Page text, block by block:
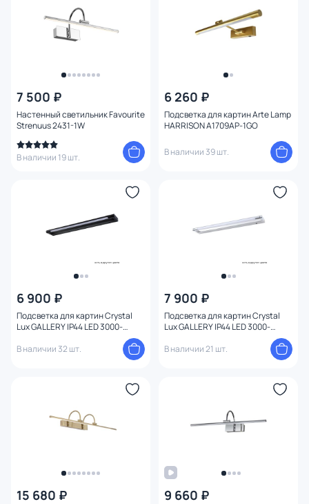
7 500 ₽
Настенный светильник Favourite
Strenuus 2431-1W
В наличии 19 шт.
6 260 ₽
Подсветка для картин Arte Lamp
HARRISON A1709AP-1GO
В наличии 39 шт.
6 900 ₽
Подсветка для картин Crystal
Lux GALLERY IP44 LED 3000-
AP12W LED BL
В наличии 32 шт.
7 900 ₽
Подсветка для картин Crystal
Lux GALLERY IP44 LED 3000-
AP12W LED CH
В наличии 21 шт.
15 680 ₽ 9 660 ₽
Конструкция